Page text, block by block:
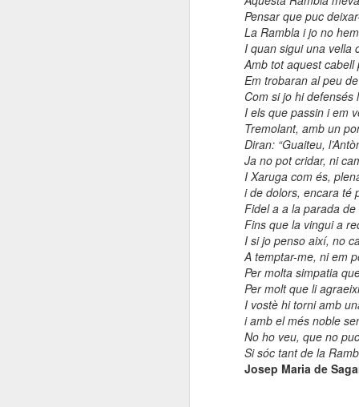
Pensar que puc
La Rambla i jo no
I quan sigui una vella
Amb tot aquest cabell
Em trobaran al peu
Com si jo hi defensés
I els que passin i em
Tremolant, amb un
Diran: “Guaiteu,
Ja no pot cridar, ni
I Xaruga com és,
i de dolors, encara té
Fidel a a la parada de
Fins que la vingui a
I si jo penso així, no
A temptar-me, ni em
Per molta simpatia
Per molt que li
I vostè hi torni amb
i amb el més noble
No ho veu, que no
Si sóc tant de la
Josep Maria de
i